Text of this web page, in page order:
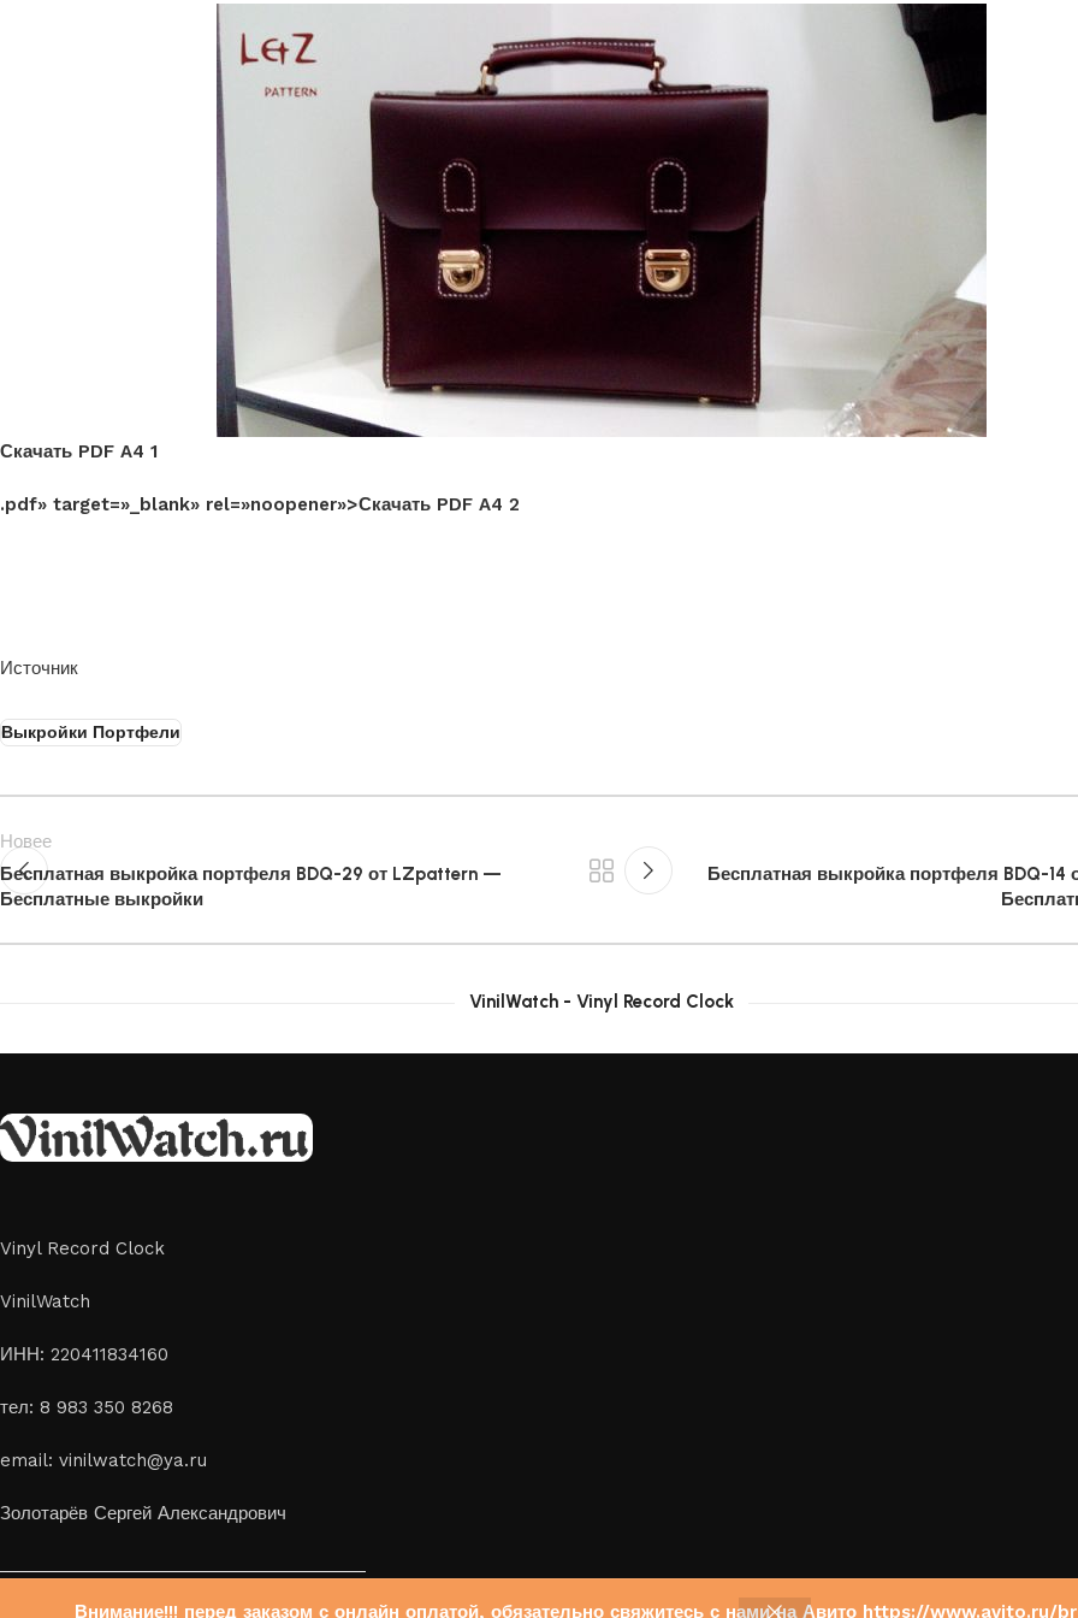
Внимание!!! перед заказом с онлайн оплатой, обязательно свяжитесь с нами на Авито https://
Скачать PDF A4 1
.pdf» target=»_blank» rel=»noopener»>Скачать PDF A4 2
Источник
Выкройки Портфели
Новее
Бесплатная выкройка портфеля BDQ-29 от LZpattern —
Бесплатные выкройки
Бесплатная выкройка портфеля BDQ-
VinilWatch - Vinyl Record Clock
Vinyl Record Clock
VinilWatch
ИНН: 220411834160
тел: 8 983 350 8268
email: vinilwatch@ya.ru
Золотарёв Сергей Александрович